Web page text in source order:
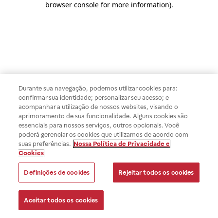
browser console for more information).
Durante sua navegação, podemos utilizar cookies para:
confirmar sua identidade; personalizar seu acesso; e
acompanhar a utilização de nossos websites, visando o
aprimoramento de sua funcionalidade. Alguns cookies são
essenciais para nossos serviços, outros opcionais. Você
poderá gerenciar os cookies que utilizamos de acordo com
suas preferências. Nossa Política de Privacidade e
Cookies
Definições de cookies Rejeitar todos os cookies
Aceitar todos os cookies